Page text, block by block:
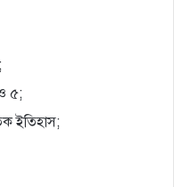
৫;
ইতিহাস;